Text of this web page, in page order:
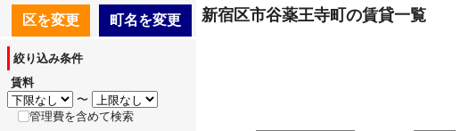
新宿区市谷薬王寺町の賃貸一覧
区を変更 町名を変更
絞り込み条件
賃料
〜
管理費を含めて検索